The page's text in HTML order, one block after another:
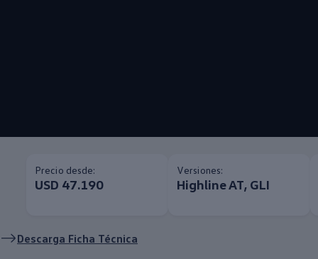
Precio desde:
USD 47.190
Versiones:
Highline AT, GLI
Descarga Ficha Técnica